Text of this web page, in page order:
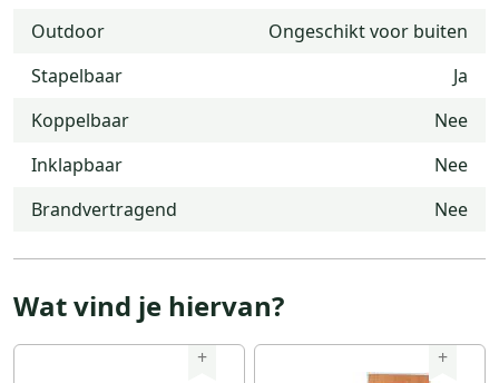
Outdoor
Ongeschikt voor buiten
Stapelbaar
Ja
Koppelbaar
Nee
Inklapbaar
Nee
Brandvertragend
Nee
Wat vind je hiervan?
+ +